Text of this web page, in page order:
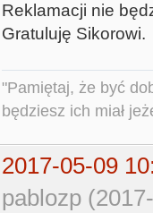
Reklamacji nie
Gratuluję Sikorowi.
"Pamiętaj, że być
będziesz ich miał
2017-05-09
pablozp